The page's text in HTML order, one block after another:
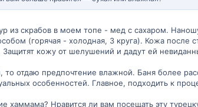
из скрабов в моем топе - мед с сахаром.
(горячая - холодная, 3 круга). Кожа после
Защитят кожу от шелушений и дадут ей
то отдаю предпочтение влажной. Баня более
особенностей. Главное, подходить к
хаммама? Нравится ли вам посещать эту